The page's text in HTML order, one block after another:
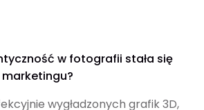
w fotografii stała się
wygładzonych grafik 3D,